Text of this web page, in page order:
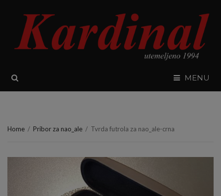
MENU
Home / Pribor za nao_ale / Tvrda futrola za nao_ale-crna